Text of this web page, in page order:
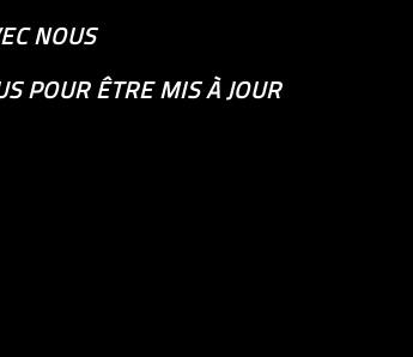
NOUS
POUR ÊTRE MIS À JOUR